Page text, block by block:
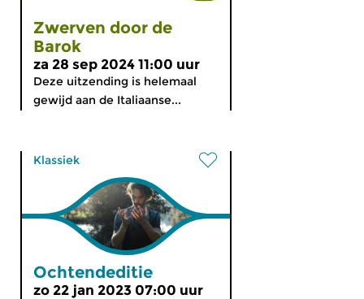
Zwerven door de
Barok
za 28 sep 2024 11:00 uur
Deze uitzending is helemaal
gewijd aan de Italiaanse...
Klassiek
Ochtendeditie
zo 22 jan 2023 07:00 uur